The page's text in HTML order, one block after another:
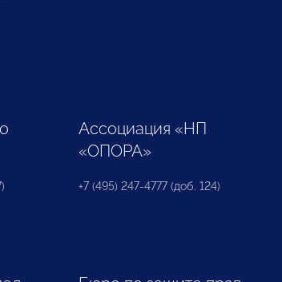
Ассоциация «НП
«ОПОРА»
+7 (495) 247-4777 (доб. 124)